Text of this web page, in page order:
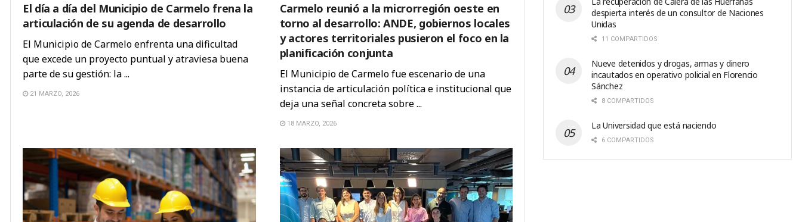
El día a día del Municipio de Carmelo frena la
articulación de su agenda de desarrollo
El Municipio de Carmelo enfrenta una dificultad
que excede un proyecto puntual y atraviesa buena
parte de su gestión: la ...
21 MARZO, 2026
Carmelo reunió a la microrregión oeste en
torno al desarrollo: ANDE, gobiernos locales
y actores territoriales pusieron el foco en la
planificación conjunta
El Municipio de Carmelo fue escenario de una
instancia de articulación política e institucional que
deja una señal concreta sobre ...
18 MARZO, 2026
despierta interés de un consultor de Naciones
Unidas
11 COMPARTIDOS
Nueve detenidos y drogas, armas y dinero
incautados en operativo policial en Florencio
Sánchez
8 COMPARTIDOS
La Universidad que está naciendo
6 COMPARTIDOS